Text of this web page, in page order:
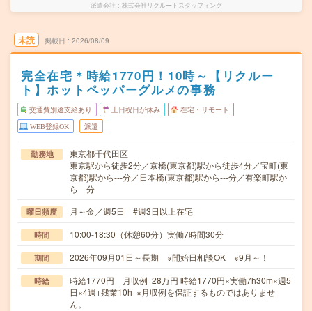
派遣会社 株式会社リクルートスタッフィング
未読 掲載日 2026/08/09
完全在宅＊時給1770円！10時～【リクルー
ト】ホットペッパーグルメの事務
交通費別途支給あり 土日祝日が休み 在宅・リモート
WEB登録OK 派遣
勤務地
東京都千代田区
東京駅から徒歩2分／京橋(東京都)駅から徒歩4分／宝町(東
京都)駅から---分／日本橋(東京都)駅から---分／有楽町駅か
ら---分
曜日頻度 月～金／週5日 #週3日以上在宅
時間 10:00-18:30（休憩60分）実働7時間30分
期間 2026年09月01日～長期 ※開始日相談OK ※9月～！
時給
時給1770円 月収例 28万円 時給1770円×実働7h30m×週5
日×4週+残業10h ※月収例を保証するものではありませ
ん。